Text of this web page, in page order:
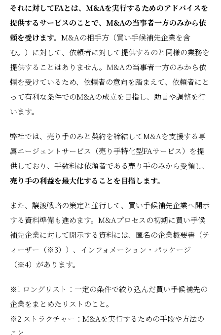
それに対してFAとは、M&Aを実行するためのアドバイスを
提供するサービスのことで、M&Aの当事者一方のみから依
頼を受けます。 M&Aの相手方（買い手候補先企業を含
む。）に対して、依頼者に対して提供するのと同様の業務を
提供することはありません。M&Aの当事者一方のみから依
頼を受けているため、依頼者の意向を踏まえて、依頼者にと
って有利な条件でのM&Aの成立を目指し、助言や調整を行
います。
弊社では、売り手のみと契約を締結してM&Aを支援する専
属エージェントサービス（売り手特化型FAサービス）を提
供しており、手数料は依頼者である売り手のみから受領し、
売り手の利益を最大化することを目指します。
また、譲渡戦略の策定と並行して、買い手候補先企業へ開示
する資料準備も進めます。M&Aプロセスの初期に買い手候
補先企業に対して開示する資料には、匿名の企業概要書（テ
ィーザー（※3））、インフォメーション・パッケージ
（※4）があります。
※1 ロングリスト：一定の条件で絞り込んだ買い手候補先の
企業をまとめたリストのこと。
※2 ストラクチャー：M&Aを実行するための手段や方法の